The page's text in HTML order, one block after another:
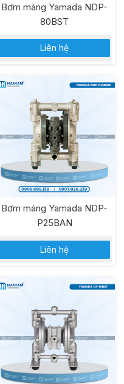
Bơm màng Yamada NDP-
80BST
Liên hệ
Bơm màng Yamada NDP-
P25BAN
Liên hệ